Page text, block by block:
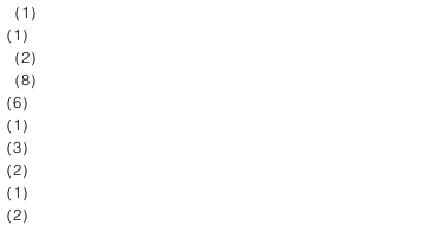
（1）
（1）
（2）
（8）
（6）
（1）
（3）
（2）
（1）
（2）